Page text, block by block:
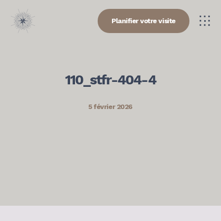
Planifier votre visite
110_stfr-404-4
5 février 2026